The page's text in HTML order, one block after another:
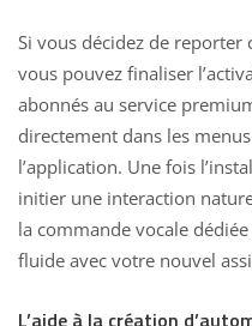
Si vous décidez de reporter
vous pouvez finaliser
abonnés au service
directement dans les
l’application. Une fois
initier une interaction
la commande vocale
fluide avec votre nouvel
L’aide à la création